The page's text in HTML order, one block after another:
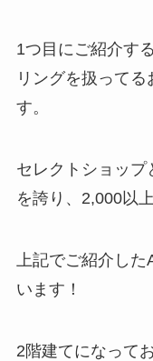
1つ目にご紹介す
リングを扱って
す。
セレクトショップ
を誇り、2,000
上記でご紹介し
います！
2階建てになって